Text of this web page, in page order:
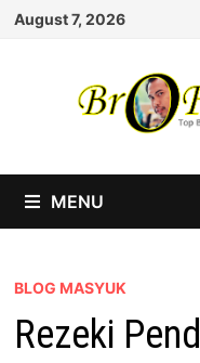
Skip
August 7, 2026
MENU
BLOG MASYUK
Rezeki